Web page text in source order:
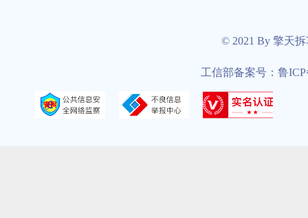
© 2021 By 擎天
工信部备案号：鲁